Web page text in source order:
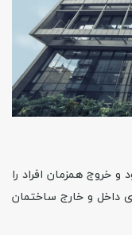
خروج همزمان افراد را
داخل و خارج ساختمان